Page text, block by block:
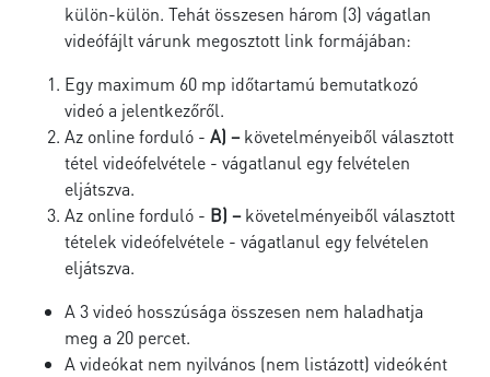
külön-külön. Tehát összesen három (3) vágatlan
videófájlt várunk megosztott link formájában:
Egy maximum 60 mp időtartamú bemutatkozó
videó a jelentkezőről.
Az online forduló - A) –követelményeiből választott
tétel videófelvétele - vágatlanul egy felvételen
eljátszva.
Az online forduló - B) –követelményeiből választott
tételek videófelvétele - vágatlanul egy felvételen
eljátszva.
A 3 videó hosszúsága összesen nem haladhatja
meg a 20 percet.
A videókat nem nyilvános (nem listázott) videóként